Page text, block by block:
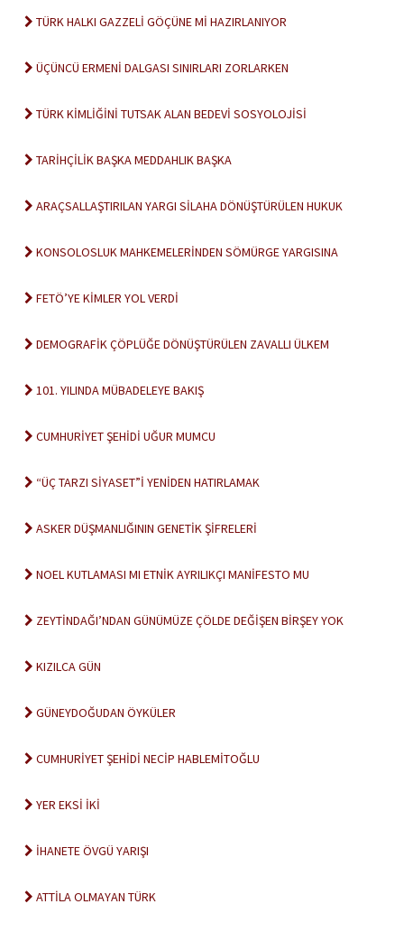
TÜRK HALKI GAZZELİ GÖÇÜNE Mİ HAZIRLANIYOR
ÜÇÜNCÜ ERMENİ DALGASI SINIRLARI ZORLARKEN
TÜRK KİMLİĞİNİ TUTSAK ALAN BEDEVİ SOSYOLOJİSİ
TARİHÇİLİK BAŞKA MEDDAHLIK BAŞKA
ARAÇSALLAŞTIRILAN YARGI SİLAHA DÖNÜŞTÜRÜLEN HUKUK
KONSOLOSLUK MAHKEMELERİNDEN SÖMÜRGE YARGISINA
FETÖ’YE KİMLER YOL VERDİ
DEMOGRAFİK ÇÖPLÜĞE DÖNÜŞTÜRÜLEN ZAVALLI ÜLKEM
101. YILINDA MÜBADELEYE BAKIŞ
CUMHURİYET ŞEHİDİ UĞUR MUMCU
“ÜÇ TARZI SİYASET”İ YENİDEN HATIRLAMAK
ASKER DÜŞMANLIĞININ GENETİK ŞİFRELERİ
NOEL KUTLAMASI MI ETNİK AYRILIKÇI MANİFESTO MU
ZEYTİNDAĞI’NDAN GÜNÜMÜZE ÇÖLDE DEĞİŞEN BİRŞEY YOK
KIZILCA GÜN
GÜNEYDOĞUDAN ÖYKÜLER
CUMHURİYET ŞEHİDİ NECİP HABLEMİTOĞLU
YER EKSİ İKİ
İHANETE ÖVGÜ YARIŞI
ATTİLA OLMAYAN TÜRK